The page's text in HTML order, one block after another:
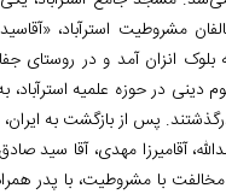
مشروطیت استرآباد،
انزان آمد و در روستای
دینی در حوزه علمیه
پس از بازگشت به
آقامیرزا مهدی، آقا
با مشروطیت، با پدر